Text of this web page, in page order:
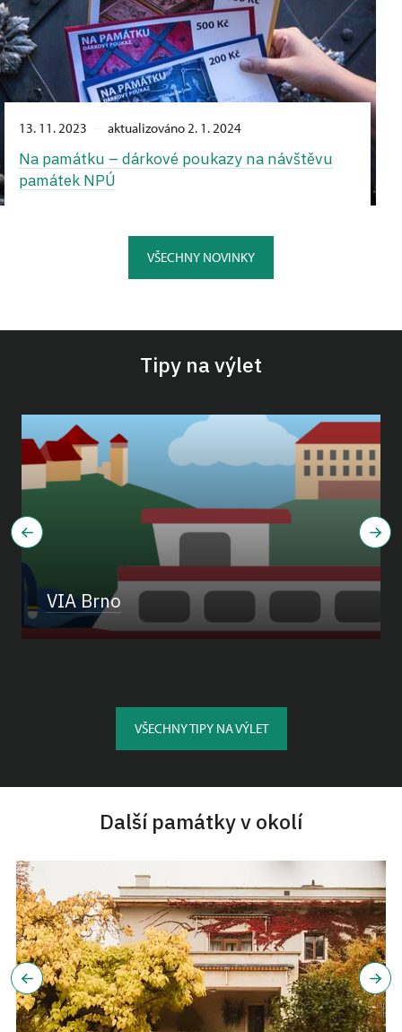
13. 11. 2023 aktualizováno 2. 1. 2024
Na památku –⁠ dárkové poukazy na návštěvu
památek NPÚ
VŠECHNY NOVINKY
Tipy na výlet
VIA Brno
VŠECHNY TIPY NA VÝLET
Další památky v okolí